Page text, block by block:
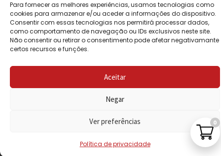
Para fornecer as melhores experiências, usamos tecnologias como
cookies para armazenar e/ou aceder a informações do dispositivo.
Consentir com essas tecnologias nos permitirá processar dados,
como comportamento de navegação ou IDs exclusivos neste site.
Não consentir ou retirar o consentimento pode afetar negativamante
certos recursos e funções.
Aceitar
Negar
Ver preferências
Política de privacidade
POLÍTICA DE
REEMBOLSO
LIVRO DE
0